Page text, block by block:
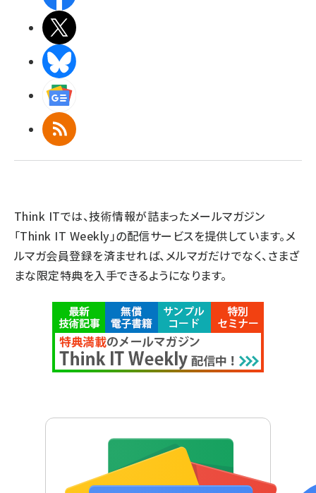
RSS
Think ITでは、技術情報が詰まったメールマガジン
「Think IT Weekly」の配信サービスを提供しています。メ
ルマガ会員登録を済ませれば、メルマガだけでなく、さまざ
まな限定特典を入手できるようになります。